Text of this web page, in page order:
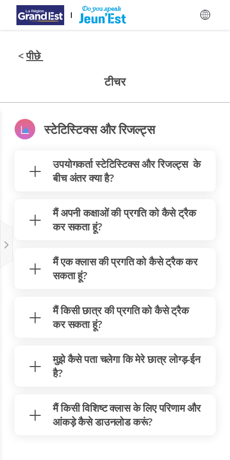
मुख्य विषय-वस्तु पर जाएँ
<पीछे
टीचर
स्टेटिस्टिक्स और रिजल्ट्स
उपयोगकर्ता स्टेटिस्टिक्स और रिजल्ट्स के
बीच अंतर क्या है?
मैं अपनी कक्षाओं की प्रगति को कैसे ट्रैक
कर सकता हूं?
मैं एक क्लास की प्रगति को कैसे ट्रैक कर
सकता हूं?
मैं किसी छात्र की प्रगति को कैसे ट्रैक
कर सकता हूं?
मुझे कैसे पता चलेगा कि मेरे छात्र लोग्ड़-ईन
है?
मैं किसी विशिष्ट क्लास के लिए परिणाम और
आंकड़े कैसे डाउनलोड करूं?